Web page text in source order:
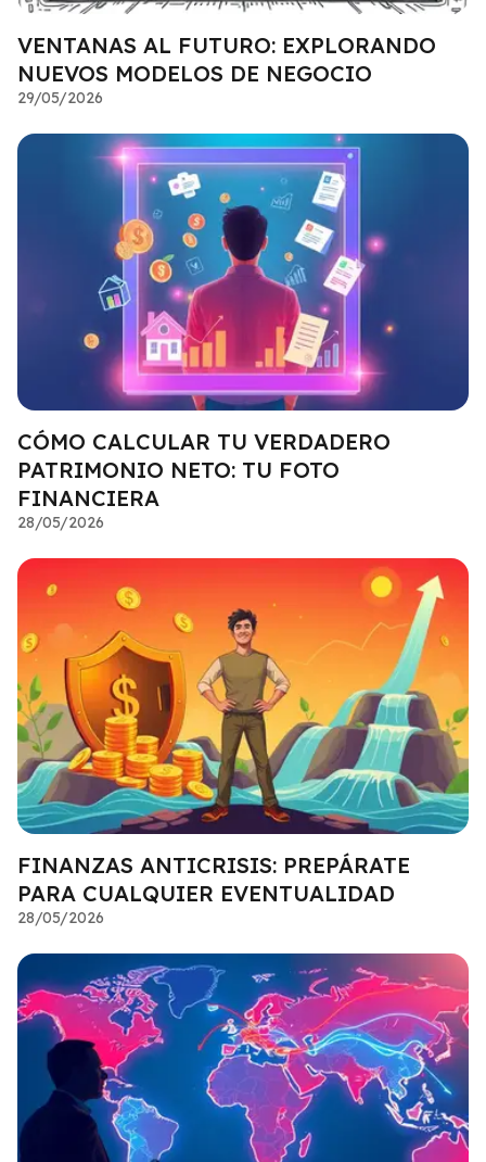
VENTANAS AL FUTURO: EXPLORANDO
NUEVOS MODELOS DE NEGOCIO
29/05/2026
CÓMO CALCULAR TU VERDADERO
PATRIMONIO NETO: TU FOTO
FINANCIERA
28/05/2026
FINANZAS ANTICRISIS: PREPÁRATE
PARA CUALQUIER EVENTUALIDAD
28/05/2026